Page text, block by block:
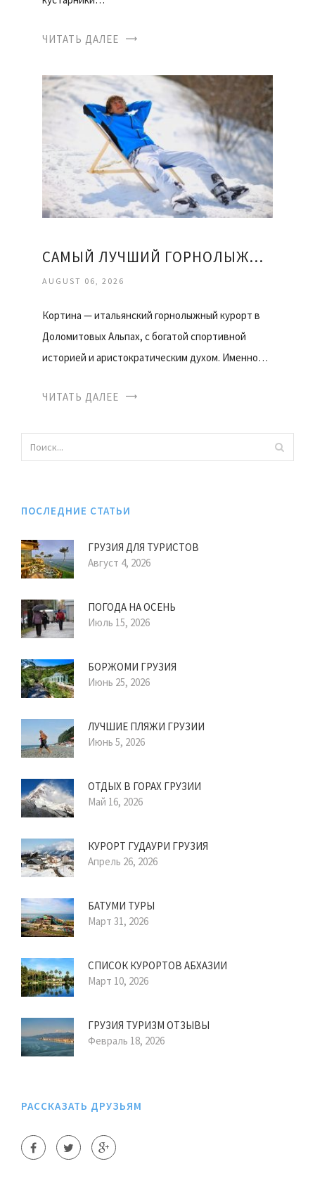
ЧИТАТЬ ДАЛЕЕ
САМЫЙ ЛУЧШИЙ ГОРНОЛЫЖНЫЙ КУРОРТ
AUGUST 06, 2026
Кортина — итальянский горнолыжный курорт в
Доломитовых Альпах, с богатой спортивной
историей и аристократическим духом. Именно…
ЧИТАТЬ ДАЛЕЕ
ПОСЛЕДНИЕ СТАТЬИ
ГРУЗИЯ ДЛЯ ТУРИСТОВ
Август 4, 2026
ПОГОДА НА ОСЕНЬ
Июль 15, 2026
БОРЖОМИ ГРУЗИЯ
Июнь 25, 2026
ЛУЧШИЕ ПЛЯЖИ ГРУЗИИ
Июнь 5, 2026
ОТДЫХ В ГОРАХ ГРУЗИИ
Май 16, 2026
КУРОРТ ГУДАУРИ ГРУЗИЯ
Апрель 26, 2026
БАТУМИ ТУРЫ
Март 31, 2026
СПИСОК КУРОРТОВ АБХАЗИИ
Март 10, 2026
ГРУЗИЯ ТУРИЗМ ОТЗЫВЫ
Февраль 18, 2026
РАССКАЗАТЬ ДРУЗЬЯМ